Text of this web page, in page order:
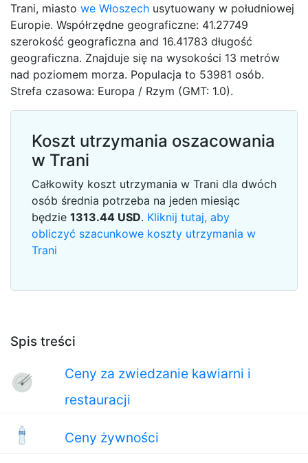
Spis treści
Ceny za zwiedzanie kawiarni i
restauracji
Ceny żywności
Trani, miasto we Włoszech usytuowany w południowej
Europie. Współrzędne geograficzne: 41.27749
szerokość geograficzna and 16.41783 długość
geograficzna. Znajduje się na wysokości 13 metrów
nad poziomem morza. Populacja to 53981 osób.
Strefa czasowa: Europa / Rzym (GMT: 1.0).
Koszt utrzymania oszacowania
w Trani
Całkowity koszt utrzymania w Trani dla dwóch
osób średnia potrzeba na jeden miesiąc
będzie 1313.44 USD. Kliknij tutaj, aby
obliczyć szacunkowe koszty utrzymania w
Trani